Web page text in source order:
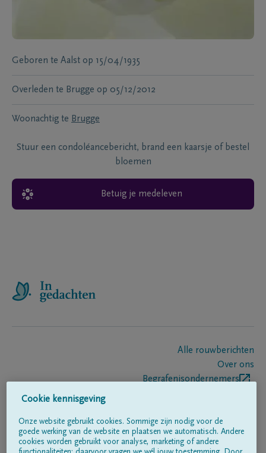
Geboren te Aalst op 15/04/1935
Overleden te Brugge op 05/12/2012
Woonachtig te Brugge
Stuur een condoléancebericht, brand een kaarsje of bestel
bloemen
Betuig je medeleven
Alle rouwberichten
Over ons
Begrafenisondernemers
Volg ons op
Cookie kennisgeving
Onze website gebruikt cookies. Sommige zijn nodig voor de
goede werking van de website en plaatsen we automatisch. Andere
cookies worden gebruikt voor analyse, marketing of andere